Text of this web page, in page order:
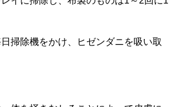
掃除機をかけ、ヒゼンダニを吸い取